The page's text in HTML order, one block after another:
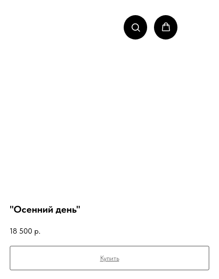
"Осенний день"
18 500 р.
Купить